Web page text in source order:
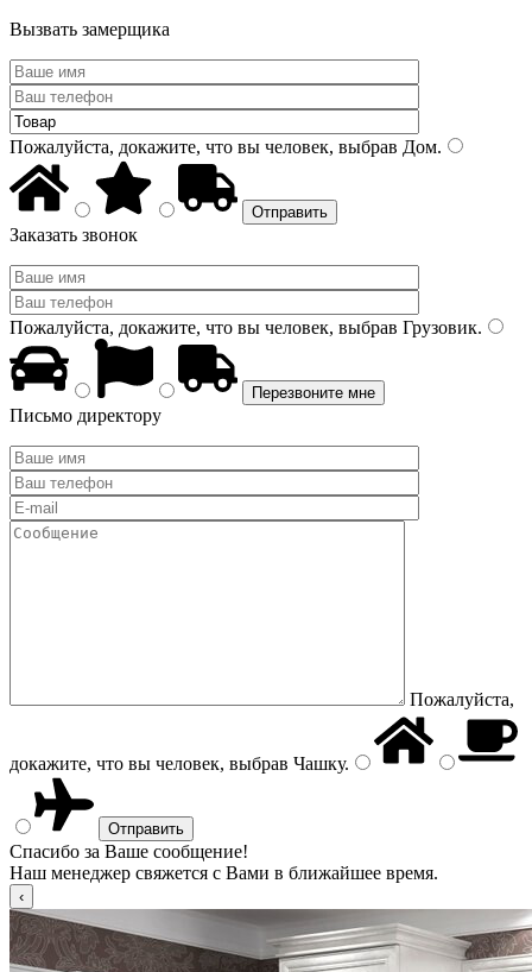
Вызвать замерщика
Пожалуйста, докажите, что вы человек, выбрав Дом.
Заказать звонок
Пожалуйста, докажите, что вы человек, выбрав Грузовик.
Письмо директору
Пожалуйста,
докажите, что вы человек, выбрав Чашку.
Спасибо за Ваше сообщение!
Наш менеджер свяжется с Вами в ближайшее время.